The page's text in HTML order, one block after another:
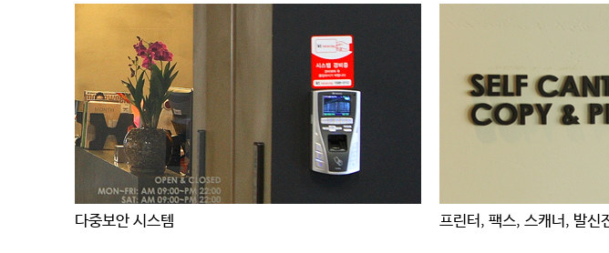
다중보안 시스템 프린터, 팩스, 스캐너, 발신